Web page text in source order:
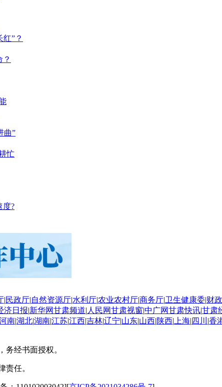
”？
曲”
忙
度?
|民政厅|自然资源厅|水利厅|农业农村厅|商务厅|卫生健康委|财
济日报|新华网甘肃频道| 人民网甘肃视窗|中广网甘肃快讯|甘肃
南|湖北|湖南|江苏|江西|吉林|辽宁|山东|山西|陕西| 上海| 四川 |香
经书面授权。
责任。